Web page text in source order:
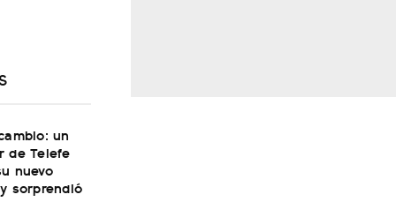
un
de Telefe
nuevo
sorprendió